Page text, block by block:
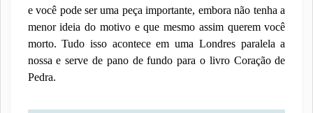
e você pode ser uma peça importante, embora não tenha a
menor ideia do motivo e que mesmo assim querem você
morto. Tudo isso acontece em uma Londres paralela a
nossa e serve de pano de fundo para o livro Coração de
Pedra.